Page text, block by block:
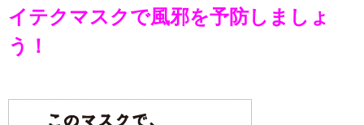
イテクマスクで風邪を予防しましょ
う！